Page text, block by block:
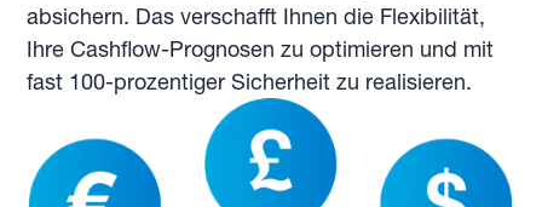
absichern. Das verschafft Ihnen die Flexibilität,
Ihre Cashflow-Prognosen zu optimieren und mit
fast 100-prozentiger Sicherheit zu realisieren.